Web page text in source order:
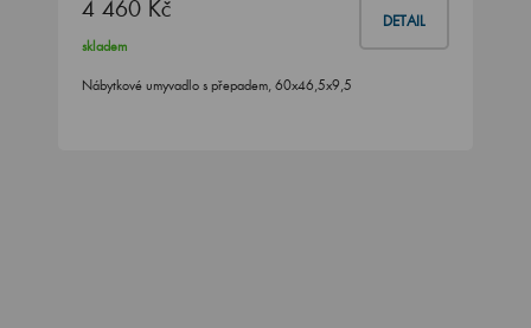
4 460 Kč DETAIL
skladem
Nábytkové umyvadlo s přepadem, 60x46,5x9,5